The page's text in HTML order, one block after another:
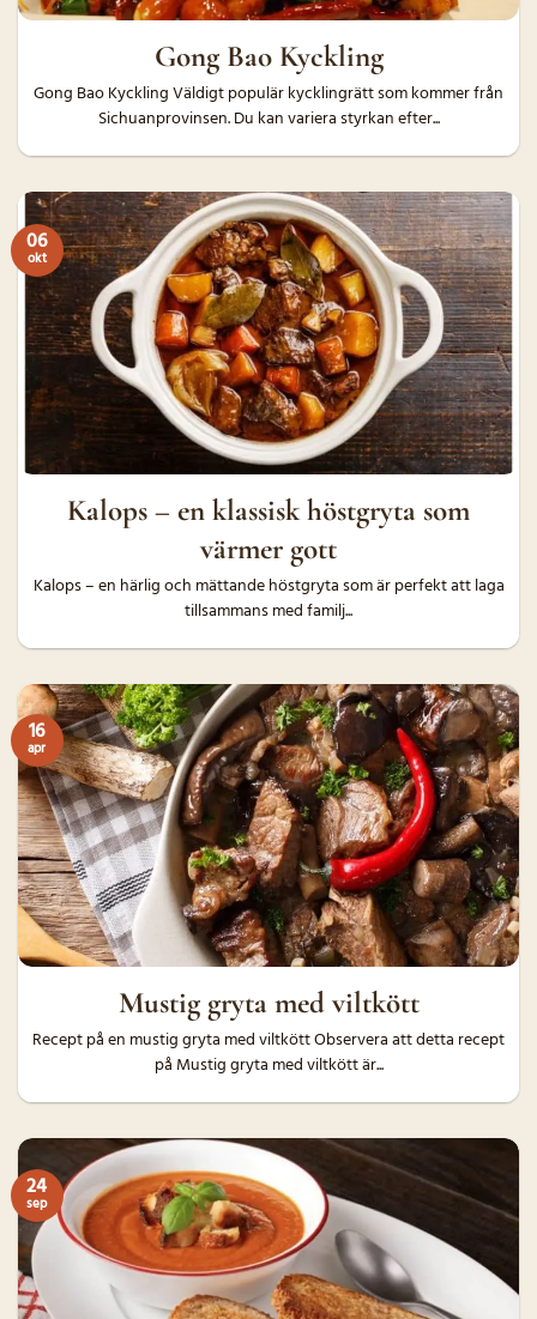
Gong Bao Kyckling
Gong Bao Kyckling Väldigt populär kycklingrätt som kommer från
Sichuanprovinsen. Du kan variera styrkan efter...
Kalops – en klassisk höstgryta som
värmer gott
Kalops – en härlig och mättande höstgryta som är perfekt att laga
tillsammans med familj...
06
okt
Mustig gryta med viltkött
Recept på en mustig gryta med viltkött Observera att detta recept
på Mustig gryta med viltkött är...
16
apr
24
sep